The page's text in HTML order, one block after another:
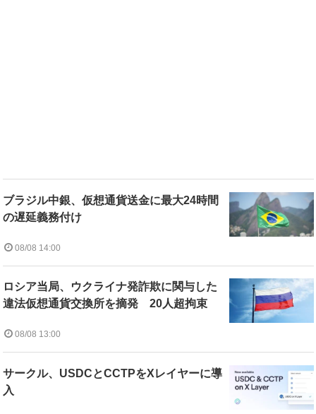
ブラジル中銀、仮想通貨送金に最大24時間
の遅延義務付け
08/08 14:00
ロシア当局、ウクライナ発詐欺に関与した
違法仮想通貨交換所を摘発 20人超拘束
08/08 13:00
サークル、USDCとCCTPをXレイヤーに導
入